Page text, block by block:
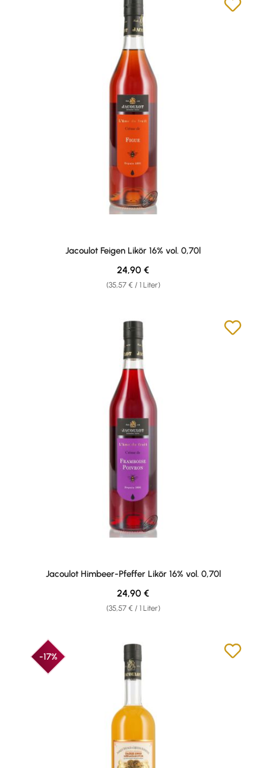
Jacoulot Feigen Likör 16% vol. 0,70l
(35,57 € / 1 Liter)
Regulärer Preis:
24,90 €
Jacoulot Himbeer-Pfeffer Likör 16% vol. 0,70l
(35,57 € / 1 Liter)
Regulärer Preis:
24,90 €
-17%